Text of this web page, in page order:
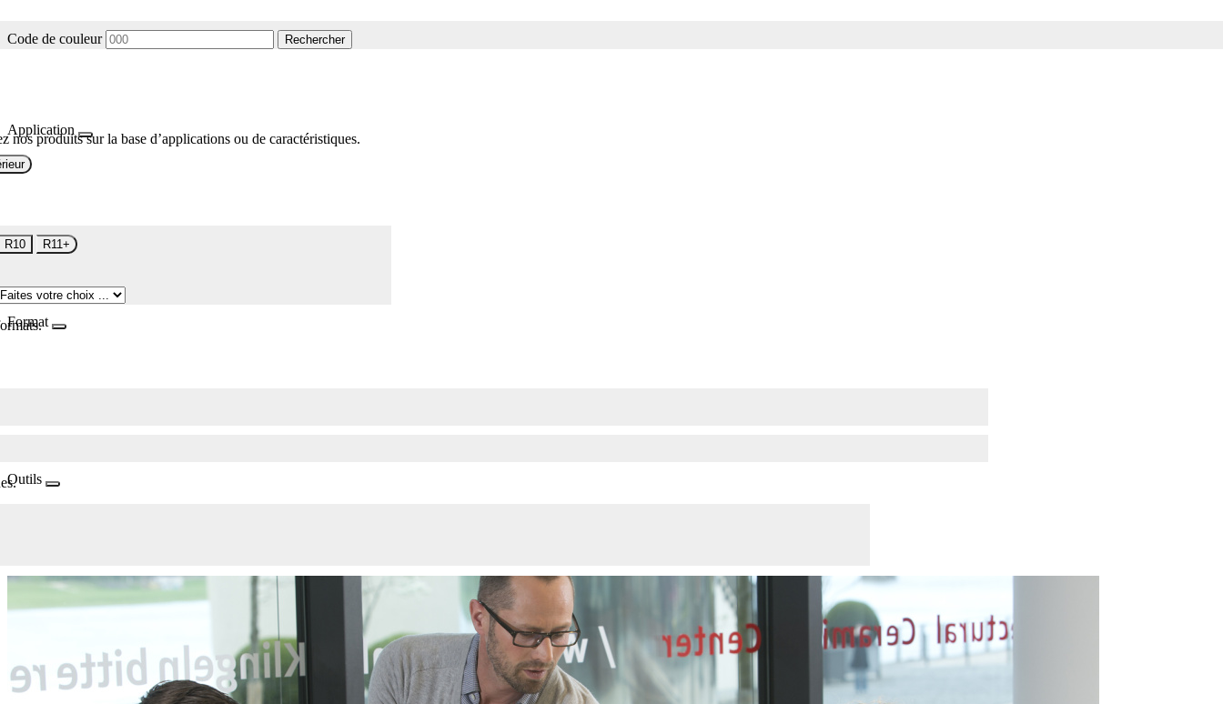
Code de couleur Rechercher
Application
nos produits sur la base d’applications ou de caractéristiques.
R10 R11+
Format
Outils